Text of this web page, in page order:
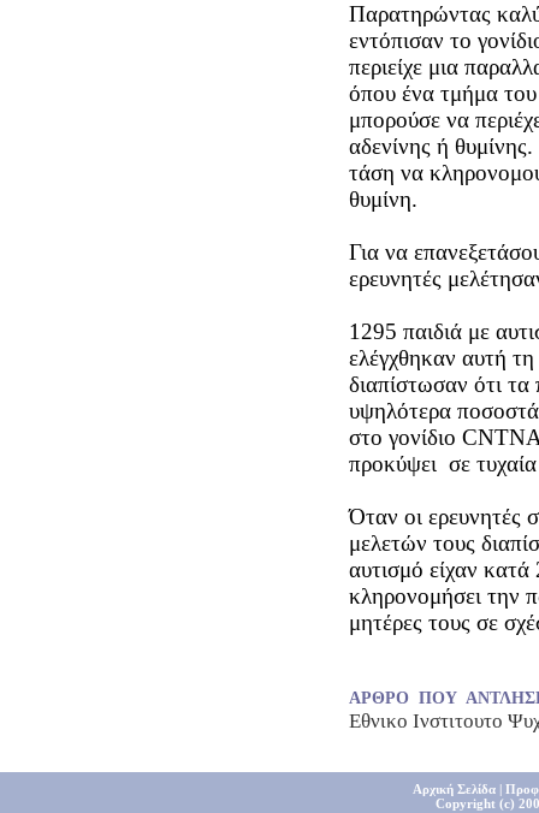
Παρατηρώντας
εντόπισαν το
περιείχε μια
όπου ένα τμήμα
μπορούσε να
αδενίνης ή
τάση να
θυμίνη.
Για να
ερευνητές
1295 παιδιά με
ελέγχθηκαν αυτή
διαπίστωσαν ότι τα
υψηλότερα
στο γονίδιο
προκύψει σε
Όταν οι ερευνητές
μελετών τους
αυτισμό είχαν
κληρονομήσει την
μητέρες τους σε
ΑΡΘΡΟ ΠΟΥ
Εθνικο Ινστιτουτο
Αρχική Σελίδα|
Copyright (c)